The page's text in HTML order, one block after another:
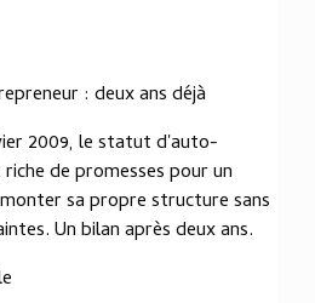
: deux ans déjà
2009, le statut d'auto-
de promesses pour un
sa propre structure sans
Un bilan après deux ans.